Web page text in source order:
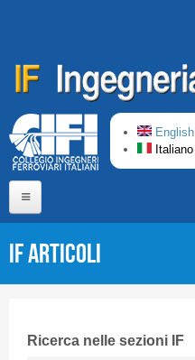
English
Italiano
CIFI in breve
IF Articoli
Ricerca nelle sezioni IF